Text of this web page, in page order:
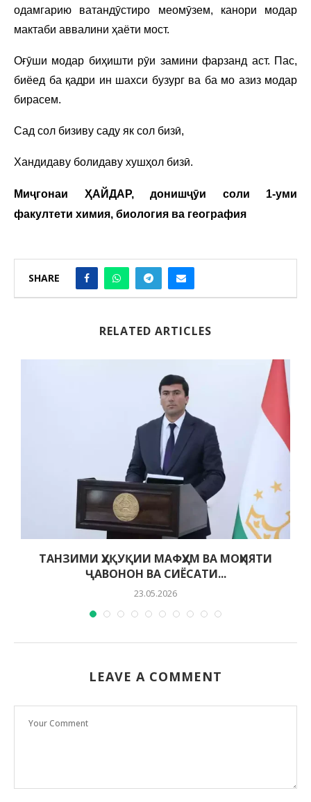
одамгарию ватандӯстиро меомӯзем, канори модар
мактаби аввалини ҳаёти мост.
Оғӯши модар биҳишти рӯи замини фарзанд аст. Пас,
биёед ба қадри ин шахси бузург ва ба мо азиз модар
бирасем.
Сад сол бизиву саду як сол бизӣ,
Хандидаву болидаву хушҳол бизӣ.
Миҷгонаи ҲАЙДАР, донишҷӯи соли 1‑уми
факултети химия, биология ва география
SHARE
RELATED ARTICLES
ТАНЗИМИ ҲУҚУҚИИ МАФҲУМ ВА МОҲИЯТИ
ҶАВОНОН ВА СИЁСАТИ...
23.05.2026
LEAVE A COMMENT